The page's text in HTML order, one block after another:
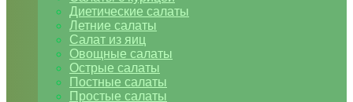
Диетические салаты
Летние салаты
Салат из яиц
Овощные салаты
Острые салаты
Постные салаты
Простые салаты